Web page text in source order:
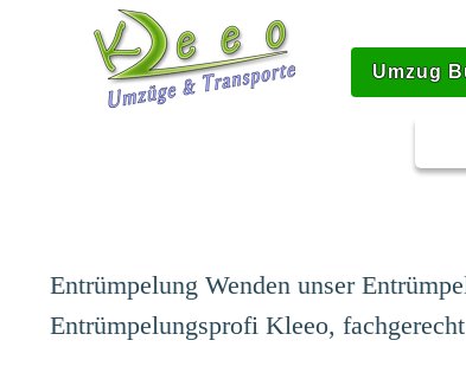
Umzug
Entrümpelung Wenden unser
Entrümpelungsprofi Kleeo,